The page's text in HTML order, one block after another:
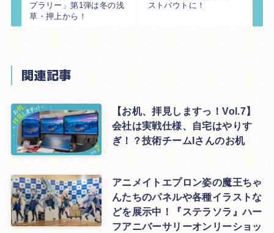
プラリー」第1弾は冬の浅
草・押上から！
ストバウトに！
関連記事
【お机、拝見しますっ！Vol.7】
会社は実戦仕様、自宅はやりす
ぎ！？技術チームIさんのお机
アニメイトエプロン姿の魔王ちゃ
んたちのパネルや各種イラストな
どを展示中！『ステラソラ』ハー
フアニバーサリーオンリーショッ